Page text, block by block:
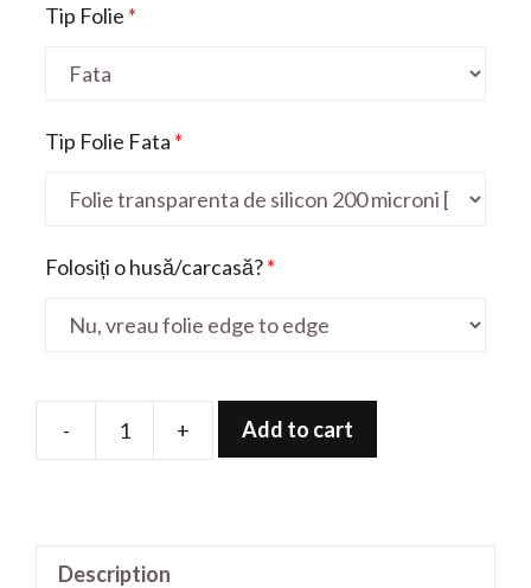
Tip Folie *
Tip Folie Fata *
Folosiți o husă/carcasă?*
-
Folie
+ Add to cart
Description